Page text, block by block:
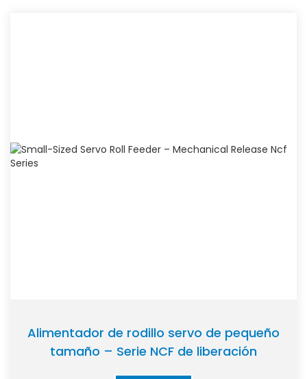
Alimentador de rodillo servo de pequeño
tamaño – Serie NCF de liberación